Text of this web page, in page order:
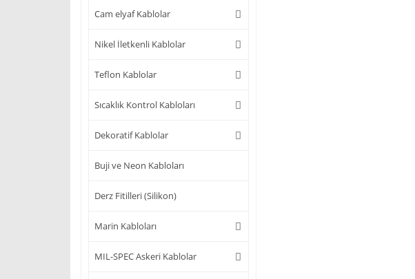
Cam elyaf Kablolar
Nikel İletkenli Kablolar
Teflon Kablolar
Sıcaklık Kontrol Kabloları
Dekoratif Kablolar
Buji ve Neon Kabloları
Derz Fitilleri (Silikon)
Marin Kabloları
MIL-SPEC Askeri Kablolar